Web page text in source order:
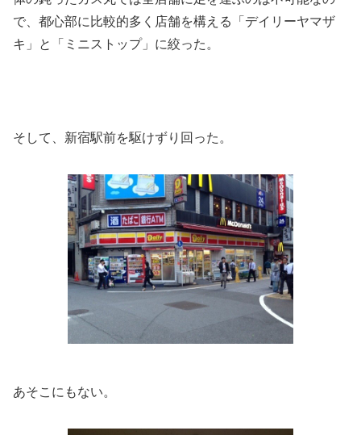
で、都心部に比較的多く店舗を構える「デイリーヤマザ
キ」と「ミニストップ」に絞った。
そして、新宿駅前を駆けずり回った。
あそこにもない。